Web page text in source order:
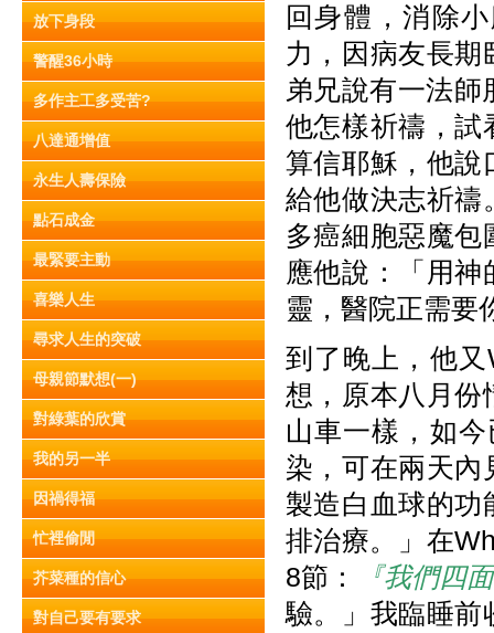
放下身段
警醒36小時
多作主工多受苦?
八達通增值
永生人壽保險
點石成金
最緊要主動
喜樂人生
尋求人生的突破
母親節默想(一)
對綠葉的欣賞
我的另一半
因禍得福
忙裡偷閒
芥菜種的信心
對自己要有要求
回身體，消除
力，因病友長
弟兄說有一法
他怎樣祈禱，試
算信耶穌，他說
給他做決志祈禱
多癌細胞惡魔
應他說：「用
靈，醫院正需要
到了晚上，他
想，原本八月份
山車一樣，如
染，可在兩天內
製造白血球的功
排治療。」在
8節：
『我們四
驗。」我臨睡前